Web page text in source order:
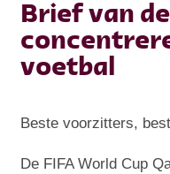
Brief van
voetbal
Beste voorzitters,
De FIFA World Cup